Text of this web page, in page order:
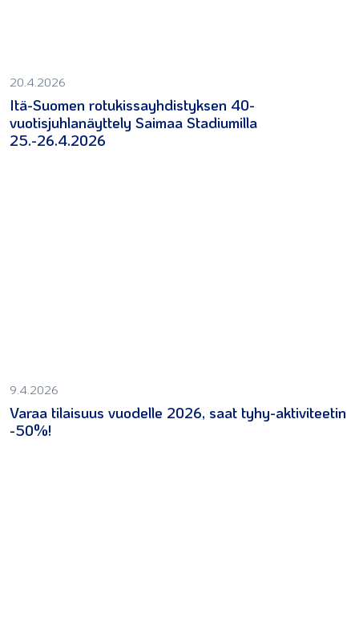
20.4.2026
Itä-Suomen rotukissayhdistyksen 40-
vuotisjuhlanäyttely Saimaa Stadiumilla
25.-26.4.2026
9.4.2026
Varaa tilaisuus vuodelle 2026, saat tyhy-aktiviteetin
-50%!